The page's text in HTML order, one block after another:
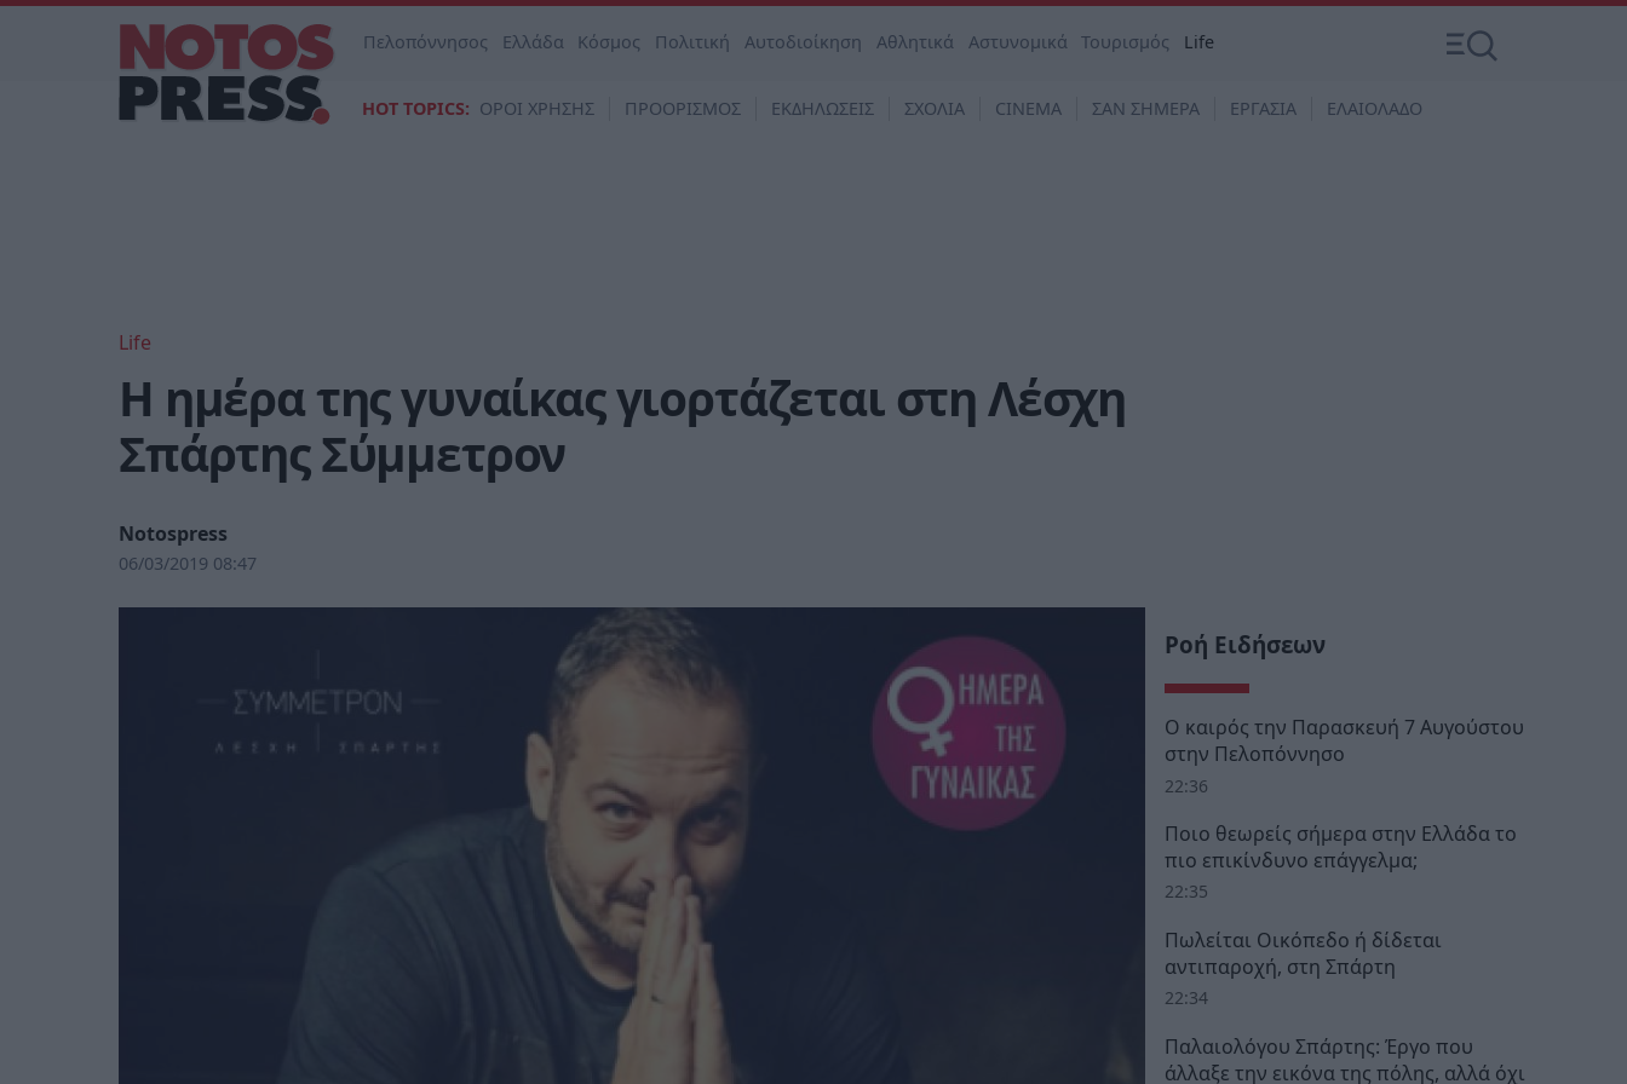
Πελοπόννησος Ελλάδα Κόσμος Πολιτική Αυτοδιοίκηση Αθλητικά Αστυνομικά Τουρισμός Life
HOT TOPICS: ΟΡΟΙ ΧΡΗΣΗΣ ΠΡΟΟΡΙΣΜΟΣ ΕΚΔΗΛΩΣΕΙΣ ΣΧΟΛΙΑ CINEMA ΣΑΝ ΣΗΜΕΡΑ ΕΡΓΑΣΙΑ ΕΛΑΙΟΛΑΔΟ
Life
Η ημέρα της γυναίκας γιορτάζεται στη Λέσχη
Σπάρτης Σύμμετρον
Notospress
06/03/2019 08:47
Ροή Ειδήσεων
Ο καιρός την Παρασκευή 7 Αυγούστου
στην Πελοπόννησο
22:36
Ποιο θεωρείς σήμερα στην Ελλάδα το
πιο επικίνδυνο επάγγελμα;
22:35
Πωλείται Οικόπεδο ή δίδεται
αντιπαροχή, στη Σπάρτη
22:34
Παλαιολόγου Σπάρτης: Έργο που
άλλαξε την εικόνα της πόλης, αλλά όχι